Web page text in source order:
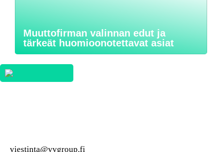
Muuttofirman valinnan edut ja
tärkeät huomioonotettavat asiat
viestinta@vvgroup.fi